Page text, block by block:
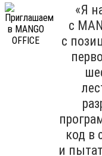
«Я
с
с
код в
и